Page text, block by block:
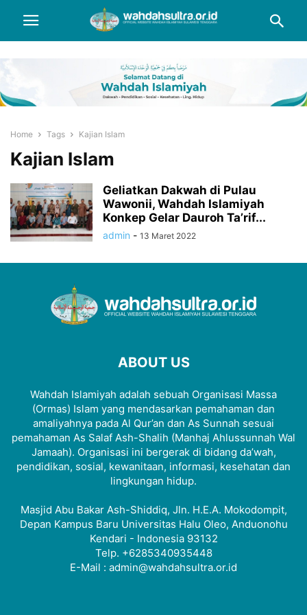
Home Tags Kajian Islam
Kajian Islam
Geliatkan Dakwah di Pulau
Wawonii, Wahdah Islamiyah
Konkep Gelar Dauroh Ta’rif...
admin - 13 Maret 2022
ABOUT US
Wahdah Islamiyah adalah sebuah Organisasi Massa
(Ormas) Islam yang mendasarkan pemahaman dan
amaliyahnya pada Al Qur’an dan As Sunnah sesuai
pemahaman As Salaf Ash-Shalih (Manhaj Ahlussunnah Wal
Jamaah). Organisasi ini bergerak di bidang da’wah,
pendidikan, sosial, kewanitaan, informasi, kesehatan dan
lingkungan hidup.
Masjid Abu Bakar Ash-Shiddiq, Jln. H.E.A. Mokodompit,
Depan Kampus Baru Universitas Halu Oleo, Anduonohu
Kendari - Indonesia 93132
Telp. +6285340935448
E-Mail : admin@wahdahsultra.or.id